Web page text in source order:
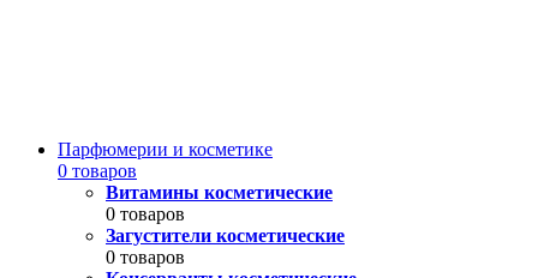
Парфюмерии и косметике
0 товаров
Витамины косметические
0 товаров
Загустители косметические
0 товаров